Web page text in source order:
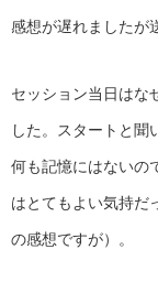
感想が遅れましたが
セッション当日はな
した。スタートと聞
何も記憶にはないの
はとてもよい気持だ
の感想ですが）。